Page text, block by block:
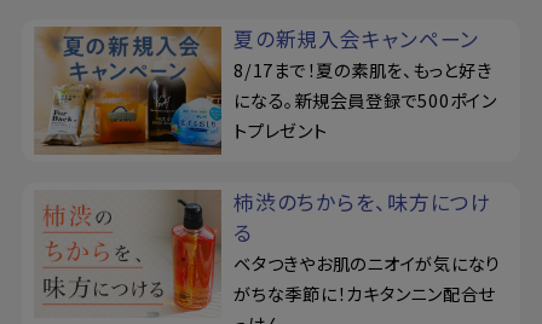
夏の新規入会キャンペーン
8/17まで！夏の素肌を、もっと好き
になる。新規会員登録で500ポイン
トプレゼント
柿渋のちからを、味方につけ
る
ベタつきやお肌のニオイが気になり
がちな季節に！カキタンニン配合せ